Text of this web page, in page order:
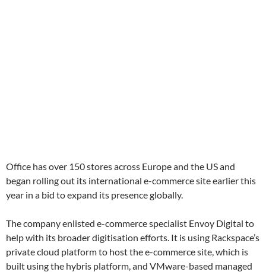
Office has over 150 stores across Europe and the US and
began rolling out its international e-commerce site earlier this
year in a bid to expand its presence globally.
The company enlisted e-commerce specialist Envoy Digital to
help with its broader digitisation efforts. It is using Rackspace’s
private cloud platform to host the e-commerce site, which is
built using the hybris platform, and VMware-based managed